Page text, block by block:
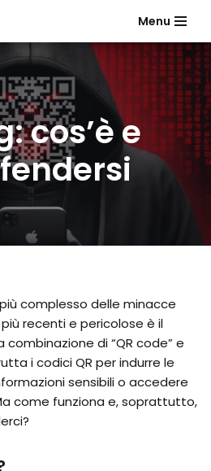
Vai
al
contenuto
Menu
cos’è e
complesso delle minacce
recenti e pericolose è il
combinazione di “QR code” e
i codici QR per indurre le
sensibili o accedere
come funziona e, soprattutto,